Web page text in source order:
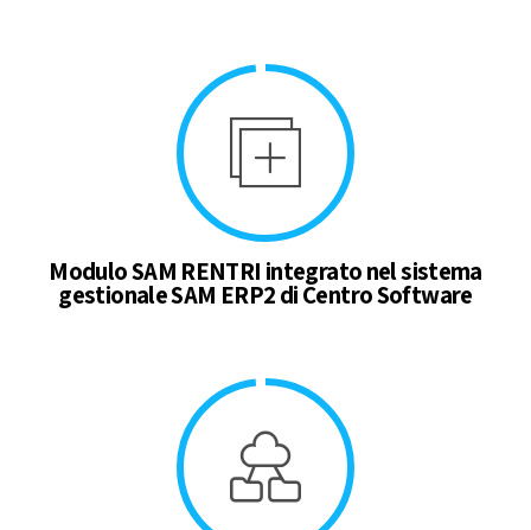
Modulo SAM RENTRI integrato nel sistema
gestionale SAM ERP2 di Centro Software